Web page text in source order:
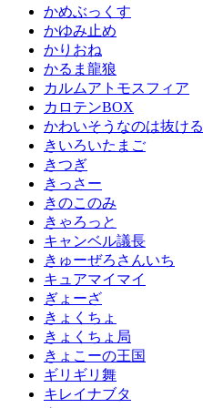
かめぶっくす
かゆみ止め
かりおね
かるま龍狼
カルムアトモスフィア
カロテンBOX
かわいそうなのは抜ける
きいろいたまご
きつぎ
きっさー
きのこのみ
きゃろっと
キャンベル議長
きゅーぜろさんいち
キュアマイマイ
ぎょーざ
きょくちょ
きょくちょ局
きょこーの王国
ギリギリ舞
キレイナブタ